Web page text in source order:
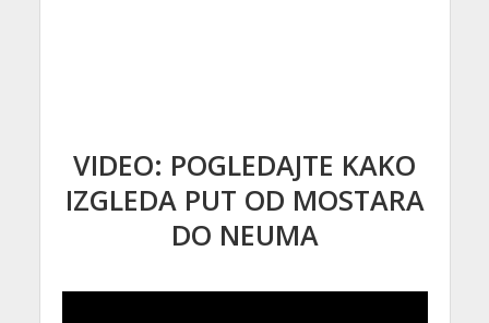
VIDEO: POGLEDAJTE KAKO
IZGLEDA PUT OD MOSTARA
DO NEUMA